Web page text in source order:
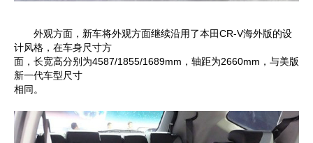
外观方面，新车将外观方面继续沿用了本田CR-V海外版的设
计风格，在车身尺寸方
面，长宽高分别为4587/1855/1689mm，轴距为2660mm，与美版
新一代车型尺寸
相同。